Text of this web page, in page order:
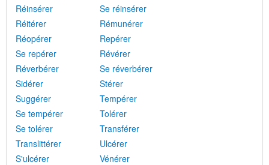
Réinsérer
Se réinsérer
Réitérer
Rémunérer
Réopérer
Repérer
Se repérer
Révérer
Réverbérer
Se réverbérer
Sidérer
Stérer
Suggérer
Tempérer
Se tempérer
Tolérer
Se tolérer
Transférer
Translittérer
Ulcérer
S'ulcérer
Vénérer